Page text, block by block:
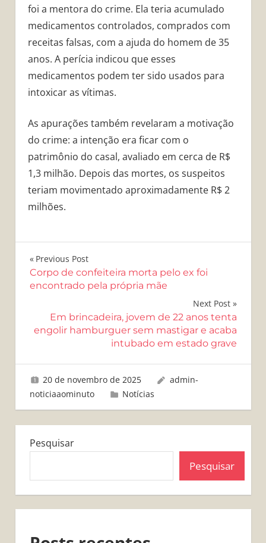
foi a mentora do crime. Ela teria acumulado
medicamentos controlados, comprados com
receitas falsas, com a ajuda do homem de 35
anos. A perícia indicou que esses
medicamentos podem ter sido usados para
intoxicar as vítimas.
As apurações também revelaram a motivação
do crime: a intenção era ficar com o
patrimônio do casal, avaliado em cerca de R$
1,3 milhão. Depois das mortes, os suspeitos
teriam movimentado aproximadamente R$ 2
milhões.
Navegação
de
Post
Previous Post
Corpo de confeiteira morta pelo ex foi
encontrado pela própria mãe
Next Post
Em brincadeira, jovem de 22 anos tenta
engolir hamburguer sem mastigar e acaba
intubado em estado grave
20 de novembro de 2025
admin-
noticiaaominuto
Notícias
Pesquisar
Pesquisar